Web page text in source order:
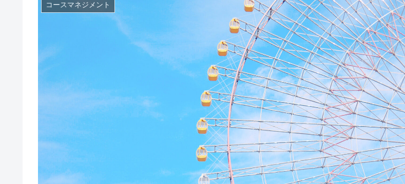
コースマネジメント